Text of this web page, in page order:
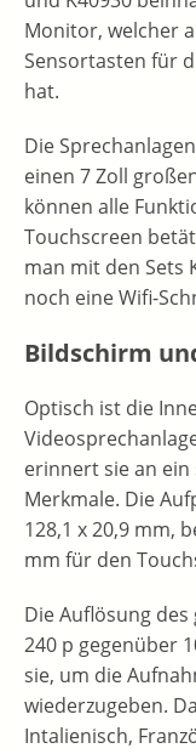
Monitor, welcher
Sensortasten für
hat.
Die
einen 7 Zoll
können alle
Touchscreen
man mit den Sets
noch eine Wifi-
Bildschirm
Optisch ist die
erinnert sie an
Merkmale. Die
128,1 x 20,9 mm,
mm für den
Die Auflösung
240 p gegenüber
sie, um die
wiederzugeben.
Intalienisch,